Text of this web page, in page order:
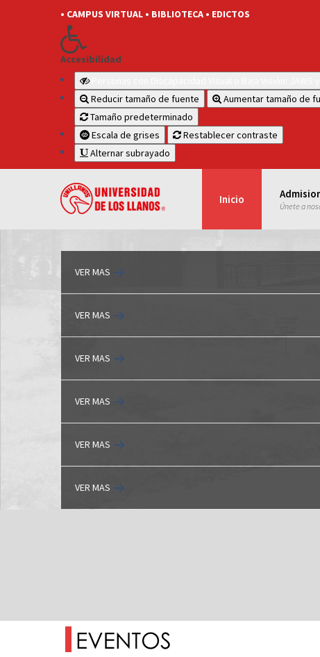
• CAMPUS VIRTUAL • BIBLIOTECA • EDICTOS
Accesibilidad
Reducir tamaño de fuente
Aumentar tamaño de
Tamaño predeterminado
Escala de grises
Restablecer contraste
Alternar subrayado
Inicio Únete a
VER MAS
VER MAS
VER MAS
VER MAS
VER MAS
VER MAS